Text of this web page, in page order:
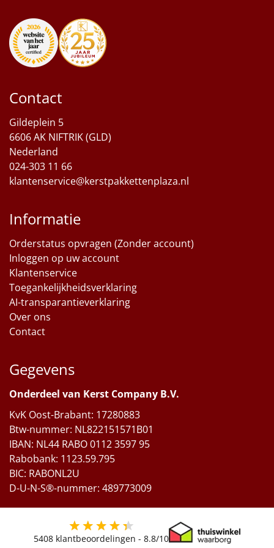
Warmtekussen
NIEUW
Slowcooker POPULAIR
Noodradio
Deken (fleece plaid)
Alle artikelen
Overige
Personeel
Doe het zelf
Sinterklaaspakketten
Particulier
Relatiegeschenken
Cadeaubon
Per stuk
Alle overige
Contact
Gildeplein 5
6606 AK NIFTRIK (GLD)
Nederland
024-303 11 66
klantenservice@kerstpakkettenplaza.nl
Informatie
Orderstatus opvragen (Zonder account)
Inloggen op uw account
Klantenservice
Toegankelijkheidsverklaring
AI-transparantieverklaring
Over ons
Contact
Gegevens
Onderdeel van Kerst Company B.V.
KvK Oost-Brabant: 17280883
Btw-nummer: NL822151571B01
IBAN: NL44 RABO 0112 3597 95
Rabobank: 1123.59.795
BIC: RABONL2U
D-U-N-S®-nummer: 489773009
5408 klantbeoordelingen - 8.8/10